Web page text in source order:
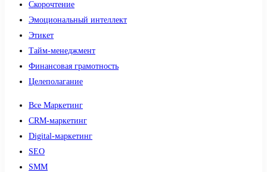
Скорочтение
Эмоциональный интеллект
Этикет
Тайм-менеджмент
Финансовая грамотность
Целеполагание
Все Маркетинг
CRM-маркетинг
Digital-маркетинг
SEO
SMM